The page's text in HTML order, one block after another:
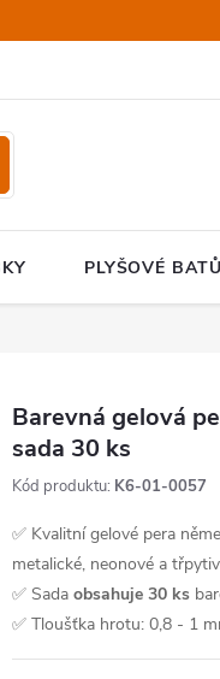
PLYŠOVÉ
Barevná gelová
sada 30 ks
Kód produktu: K6-01-0057
✅ Kvalitní gelové pera
metalické, neonové a
✅ Sada obsahuje 30 ks
✅ Tloušťka hrotu: 0,8 - 1